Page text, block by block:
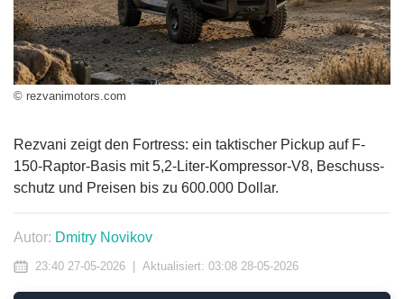
© rezvanimotors.com
Rezvani zeigt den Fortress: ein taktischer Pickup auf F-
150-Raptor-Basis mit 5,2-Liter-Kompressor-V8, Beschuss­
schutz und Preisen bis zu 600.000 Dollar.
Autor: Dmitry Novikov
23:40 27-05-2026 Aktualisiert: 03:08 28-05-2026